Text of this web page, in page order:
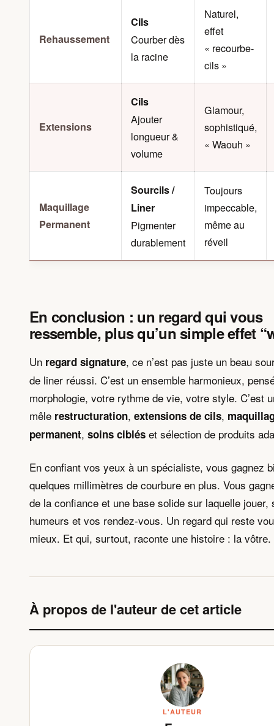
Rehaussement
Cils
Courber dès
la racine
Naturel,
effet
« recourbe-
cils »
Extensions
Cils
Ajouter
longueur &
volume
Glamour,
sophistiqué,
« Waouh »
Maquillage
Permanent
Sourcils /
Liner
Pigmenter
durablement
Toujours
impeccable,
même au
réveil
En conclusion : un regard qui vous
ressemble, plus qu’un simple effet
Un regard signature, ce n’est pas juste un beau
de liner réussi. C’est un ensemble harmonieux,
morphologie, votre rythme de vie, votre style. C’est
mêle restructuration, extensions de cils,
permanent, soins ciblés et sélection de produits
En confiant vos yeux à un spécialiste, vous gagnez
quelques millimètres de courbure en plus. Vous
de la confiance et une base solide sur laquelle jouer,
humeurs et vos rendez-vous. Un regard qui reste
mieux. Et qui, surtout, raconte une histoire : la vôtre.
À propos de l'auteur de cet article
L'AUTEUR